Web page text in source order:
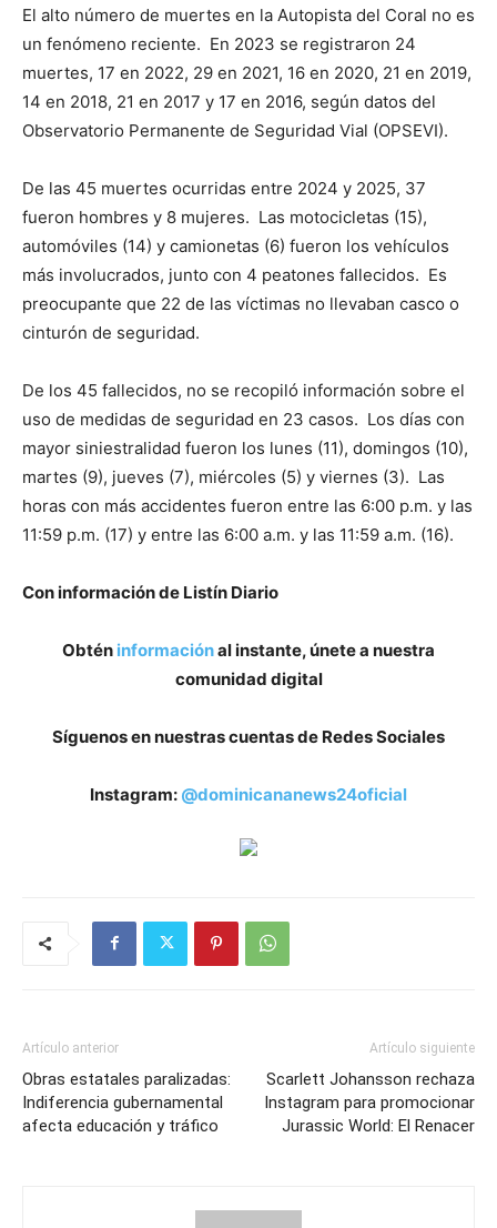
El alto número de muertes en la Autopista del Coral no es
un fenómeno reciente. En 2023 se registraron 24
muertes, 17 en 2022, 29 en 2021, 16 en 2020, 21 en 2019,
14 en 2018, 21 en 2017 y 17 en 2016, según datos del
Observatorio Permanente de Seguridad Vial (OPSEVI).
De las 45 muertes ocurridas entre 2024 y 2025, 37
fueron hombres y 8 mujeres. Las motocicletas (15),
automóviles (14) y camionetas (6) fueron los vehículos
más involucrados, junto con 4 peatones fallecidos. Es
preocupante que 22 de las víctimas no llevaban casco o
cinturón de seguridad.
De los 45 fallecidos, no se recopiló información sobre el
uso de medidas de seguridad en 23 casos. Los días con
mayor siniestralidad fueron los lunes (11), domingos (10),
martes (9), jueves (7), miércoles (5) y viernes (3). Las
horas con más accidentes fueron entre las 6:00 p.m. y las
11:59 p.m. (17) y entre las 6:00 a.m. y las 11:59 a.m. (16).
Con información de Listín Diario
Obtén informaciónal instante, únete a nuestra
comunidad digital
Síguenos en nuestras cuentas de Redes Sociales
Instagram: @dominicananews24oficial
Artículo anterior
Obras estatales paralizadas:
Indiferencia gubernamental
afecta educación y tráfico
Artículo siguiente
Scarlett Johansson rechaza
Instagram para promocionar
Jurassic World: El Renacer